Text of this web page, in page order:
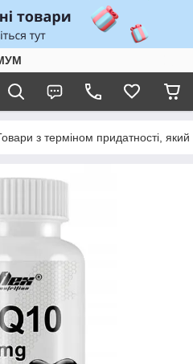
з терміном придатності, який